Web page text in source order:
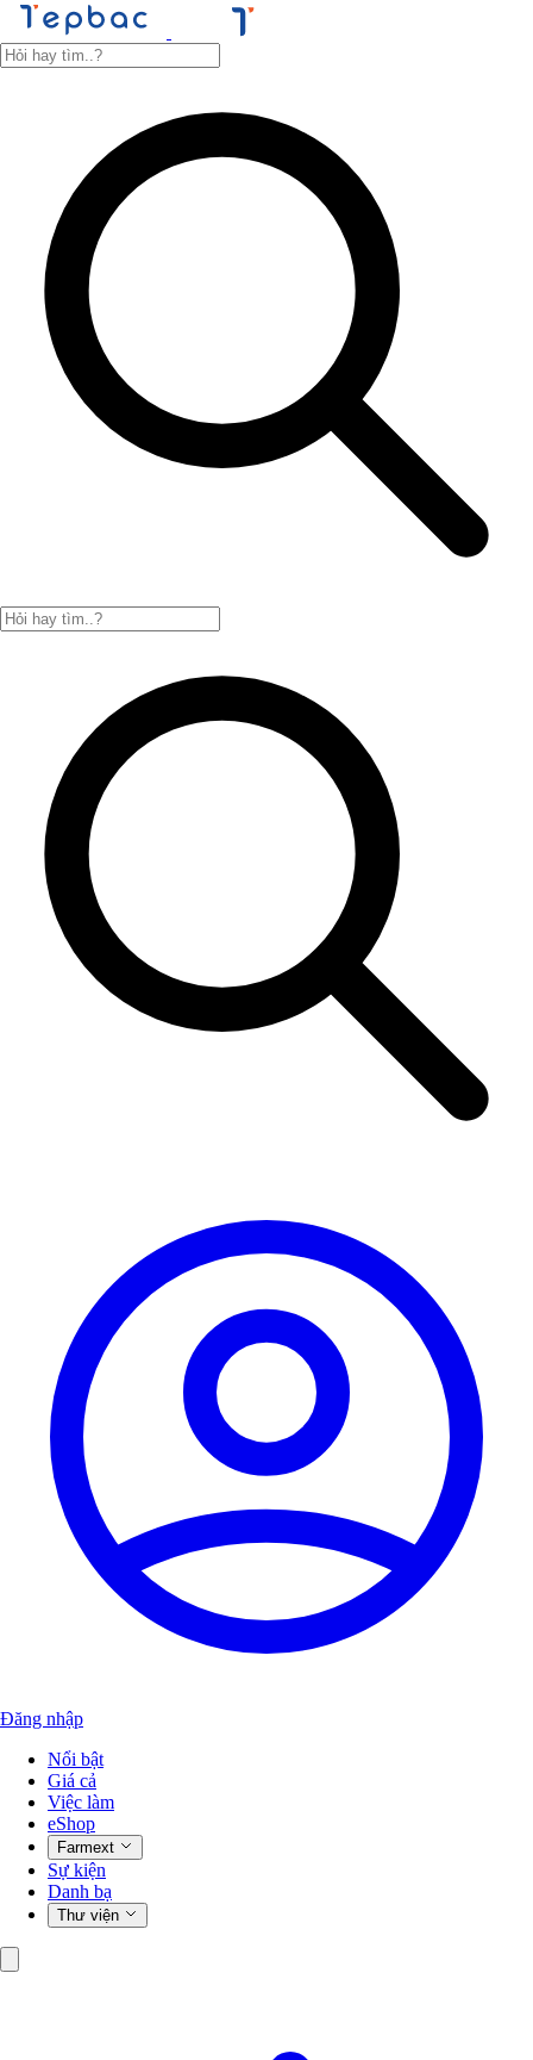
Đăng nhập
Nổi bật
Giá cả
Việc làm
eShop
Farmext
Sự kiện
Danh bạ
Thư viện